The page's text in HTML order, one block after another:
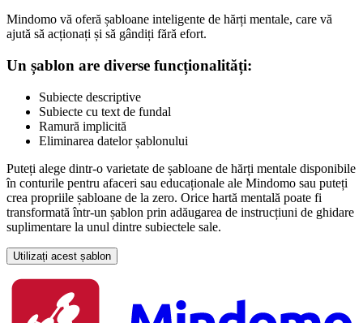
Mindomo vă oferă șabloane inteligente de hărți mentale, care vă
ajută să acționați și să gândiți fără efort.
Un șablon are diverse funcționalități:
Subiecte descriptive
Subiecte cu text de fundal
Ramură implicită
Eliminarea datelor șablonului
Puteți alege dintr-o varietate de șabloane de hărți mentale disponibile
în conturile pentru afaceri sau educaționale ale Mindomo sau puteți
crea propriile șabloane de la zero. Orice hartă mentală poate fi
transformată într-un șablon prin adăugarea de instrucțiuni de ghidare
suplimentare la unul dintre subiectele sale.
Utilizați acest șablon